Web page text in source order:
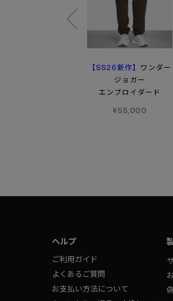
【SS26新作】
ワンダー
ジョガー
エンブロイダード
¥55,000
ヘルプ
ご利用ガイド
よくあるご質問
お支払い方法について